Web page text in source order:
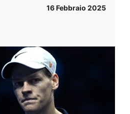
16 Febbraio 2025